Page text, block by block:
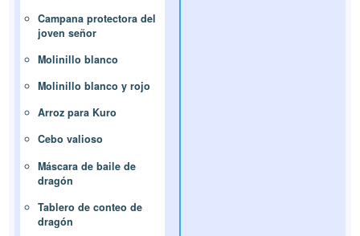
Campana protectora del
joven señor
Molinillo blanco
Molinillo blanco y rojo
Arroz para Kuro
Cebo valioso
Máscara de baile de
dragón
Tablero de conteo de
dragón